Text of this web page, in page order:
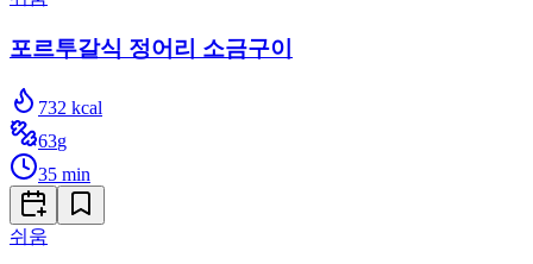
포르투갈식 정어리 소금구이
732 kcal
63g
35 min
쉬움